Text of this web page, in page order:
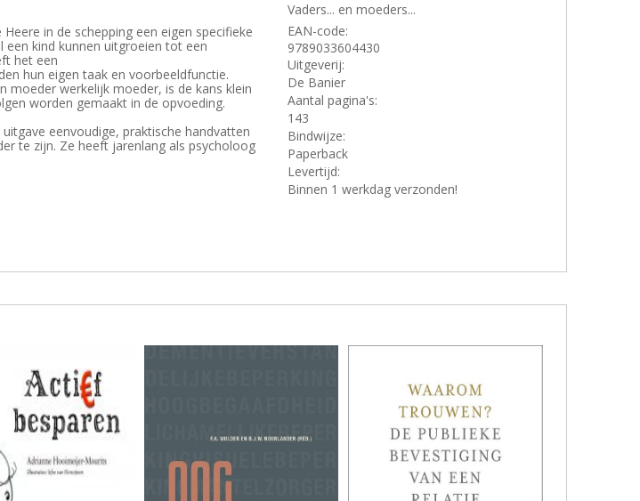
in de schepping een eigen specifieke
een kind kunnen uitgroeien tot een
het een
hun eigen taak en voorbeeldfunctie.
moeder werkelijk moeder, is de kans klein
worden gemaakt in de opvoeding.
eenvoudige, praktische handvatten
te zijn. Ze heeft jarenlang als psycholoog
Vaders... en moeders...
EAN-code:
9789033604430
Uitgeverij:
De Banier
Aantal pagina's:
143
Bindwijze:
Paperback
Levertijd:
Binnen 1 werkdag verzonden!